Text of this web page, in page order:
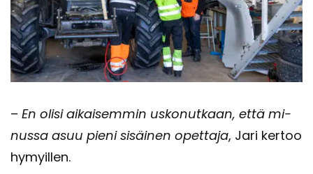
– En olisi ai­kai­sem­min us­ko­nut­kaan, että mi­
nus­sa asuu pieni si­säi­nen opet­ta­ja, Jari ker­too
hy­myil­len.